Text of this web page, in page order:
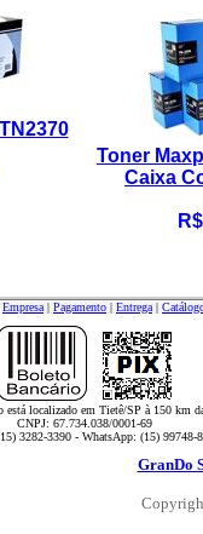
Toner
Caixa
Empresa| Pagamento | Entrega|
localizado em Tietê/SP à 150 km
CNPJ: 67.734.038/0001-69
3282-3390 - WhatsApp: (15) 99748-
GranDo